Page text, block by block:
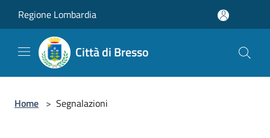
Regione Lombardia
Città di Bresso
Home > Segnalazioni